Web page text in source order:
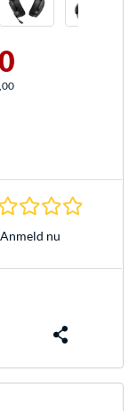
Anmeld nu